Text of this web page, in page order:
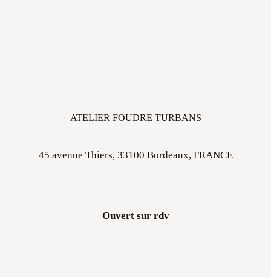
ATELIER FOUDRE TURBANS
45 avenue Thiers, 33100 Bordeaux, FRANCE
Ouvert sur rdv